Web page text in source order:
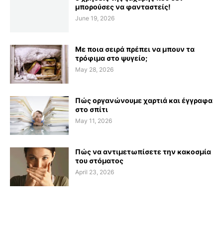
μπορούσες να φανταστείς!
June 19, 2026
Με ποια σειρά πρέπει να μπουν τα
τρόφιμα στο ψυγείο;
May 28, 2026
Πώς οργανώνουμε χαρτιά και έγγραφα
στο σπίτι
May 11, 2026
Πώς να αντιμετωπίσετε την κακοσμία
του στόματος
April 23, 2026